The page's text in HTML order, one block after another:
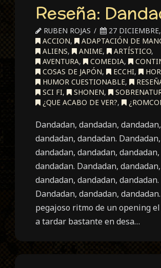
Reseña:
RUBEN ROJAS
27
ACCION, ADAPTACIÓN DE
ALIENS, ANIME, ARTÍSTICO,
AVENTURA, COMEDIA,
COSAS DE JAPÓN, ECCHI,
HUMOR CUESTIONABLE,
SCI FI, SHONEN,
¿QUE ACABO DE VER?,
Dandadan, dandadan, dandadan,
dandadan, dandadan. Dandadan,
dandadan, dandadan, dandadan,
dandadan. Dandadan, dandadan,
dandadan, dandadan, dandadan.
Dandadan, dandadan,
pegajoso ritmo de un opening
a tardar bastante en desa…